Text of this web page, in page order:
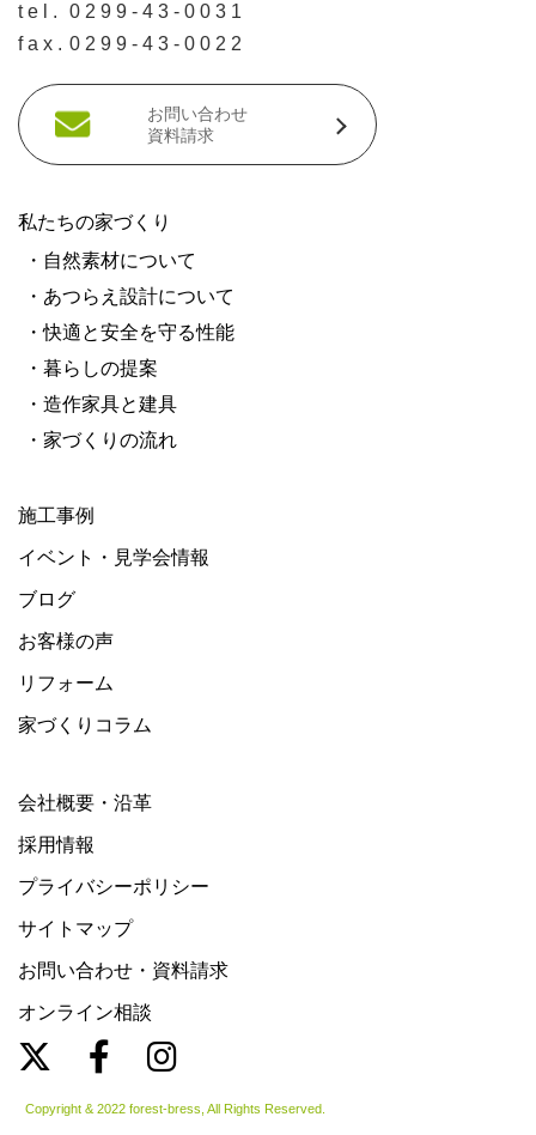
tel.
0299-43-0031
fax. 0299-43-0022
お問い合わせ
資料請求
私たちの家づくり
・自然素材について
・あつらえ設計について
・快適と安全を守る性能
・暮らしの提案
・造作家具と建具
・家づくりの流れ
施工事例
イベント・見学会情報
ブログ
お客様の声
リフォーム
家づくりコラム
会社概要・沿革
採用情報
プライバシーポリシー
サイトマップ
お問い合わせ・資料請求
オンライン相談
Copyright & 2022 forest-bress, All Rights Reserved.